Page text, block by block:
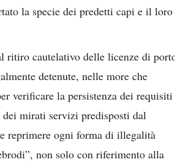
la specie dei predetti capi e il loro
ritiro cautelativo delle licenze di
detenute, nelle more che
verificare la persistenza dei requisiti
mirati servizi predisposti dal
reprimere ogni forma di illegalità
non solo con riferimento alla